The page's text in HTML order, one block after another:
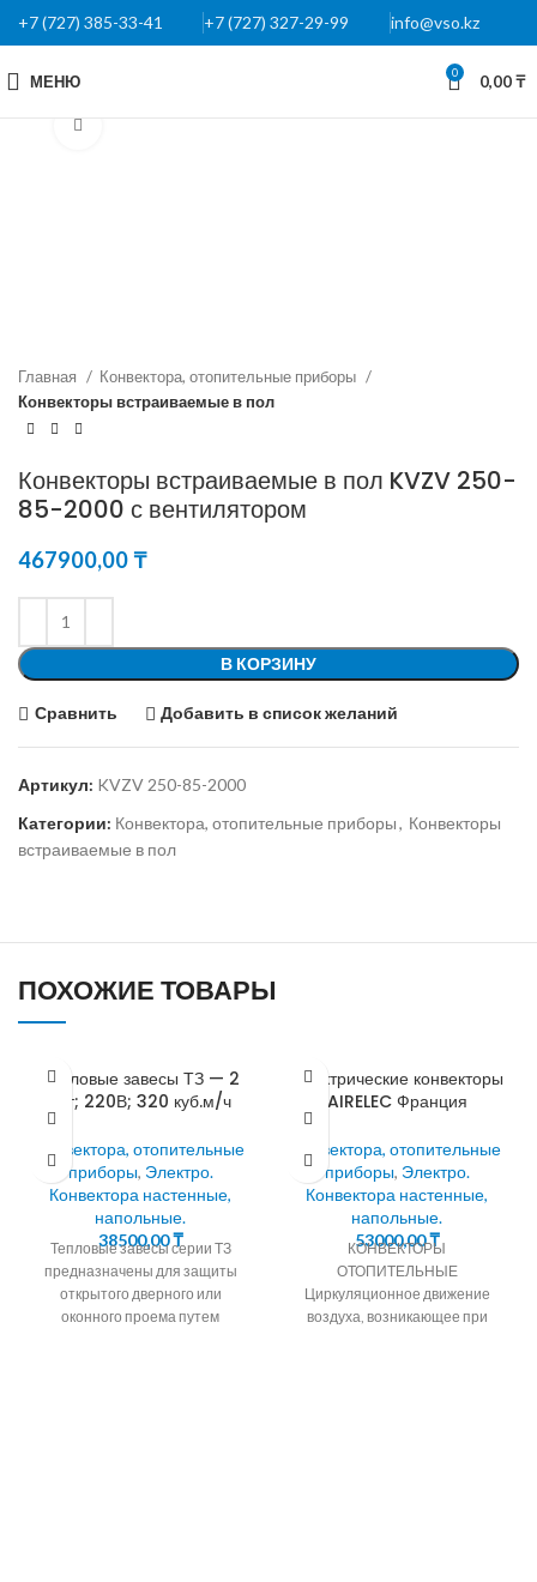
+7 (727) 385-33-41 +7 (727) 327-29-99 info@vso.kz
МЕНЮ 0 0,00₸
Главная
Конвектора, отопительные приборы
Конвекторы встраиваемые в пол
Конвекторы встраиваемые в пол KVZV 250-
85-2000 с вентилятором
467900,00₸
В КОРЗИНУ
Сравнить Добавить в список желаний
Артикул: KVZV 250-85-2000
Категории: Конвектора, отопительные приборы, Конвекторы
встраиваемые в пол
ПОХОЖИЕ ТОВАРЫ
Тепловые завесы ТЗ — 2
кВт; 220В; 320 куб.м/ч
Конвектора, отопительные
приборы, Электро.
Конвектора настенные,
напольные.
38500,00₸
Тепловые завесы серии ТЗ
предназначены для защиты
открытого дверного или
оконного проема путем
Электрические конвекторы
AIRELEC Франция
Конвектора, отопительные
приборы, Электро.
Конвектора настенные,
напольные.
53000,00₸
КОНВЕКТОРЫ
ОТОПИТЕЛЬНЫЕ
Циркуляционное движение
воздуха, возникающее при